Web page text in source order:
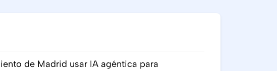
de Madrid usar IA agéntica para